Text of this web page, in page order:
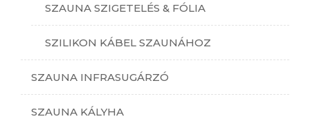
SZAUNA SZIGETELÉS & FÓLIA
SZILIKON KÁBEL SZAUNÁHOZ
SZAUNA INFRASUGÁRZÓ
SZAUNA KÁLYHA